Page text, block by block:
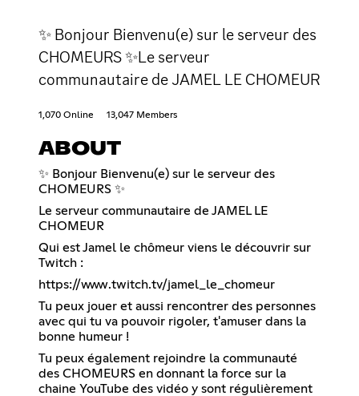
✨ Bonjour Bienvenu(e) sur le serveur des
CHOMEURS ✨Le serveur
communautaire de JAMEL LE CHOMEUR
1,070 Online 13,047 Members
ABOUT
✨ Bonjour Bienvenu(e) sur le serveur des
CHOMEURS ✨
Le serveur communautaire de JAMEL LE
CHOMEUR
Qui est Jamel le chômeur viens le découvrir sur
Twitch :
https://www.twitch.tv/jamel_le_chomeur
Tu peux jouer et aussi rencontrer des personnes
avec qui tu va pouvoir rigoler, t'amuser dans la
bonne humeur !
Tu peux également rejoindre la communauté
des CHOMEURS en donnant la force sur la
chaine YouTube des vidéo y sont régulièrement